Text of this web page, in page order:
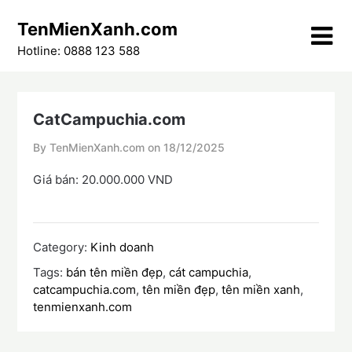
content
TenMienXanh.com
Hotline: 0888 123 588
CatCampuchia.com
By TenMienXanh.com on 18/12/2025
Giá bán: 20.000.000 VND
Category: Kinh doanh
Tags: bán tên miền đẹp,cát campuchia,
catcampuchia.com,tên miền đẹp,tên miền xanh,
tenmienxanh.com